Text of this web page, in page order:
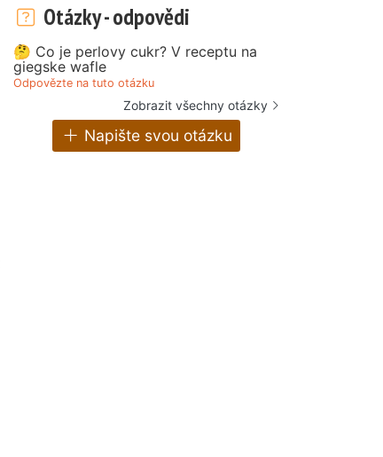
Otázky - odpovědi
🤔 Co je perlovy cukr? V receptu na
giegske wafle
Odpovězte na tuto otázku
Zobrazit všechny otázky
Napište svou otázku